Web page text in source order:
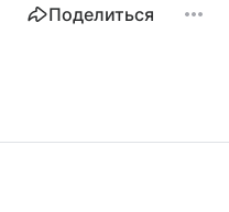
Поделиться